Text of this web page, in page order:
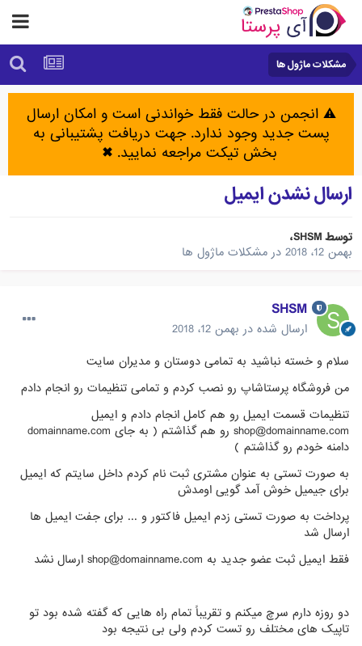
مشکلات ماژول ها
⚠️ انجمن در حالت فقط خواندنی است و امکان ارسال
پست جدید وجود ندارد. جهت دریافت پشتیبانی به
بخش تیکت مراجعه نمایید. ✖
ارسال نشدن ایمیل
توسطSHSM،
بهمن 12، 2018
در مشکلات ماژول ها
SHSM
ارسال شده در بهمن 12، 2018
سلام و خسته نباشید به تمامی دوستان و مدیران سایت
من فروشگاه پرستاشاپ رو نصب کردم و تمامی تنظیمات رو انجام دادم
تنظیمات قسمت ایمیل رو هم کامل انجام دادم و ایمیل
shop@domainname.com رو هم گذاشتم ( به جای domainname.com
دامنه خودم رو گذاشتم )
به صورت تستی به عنوان مشتری ثبت نام کردم داخل سایتم که ایمیل
برای جیمیل خوش آمد گویی اومدش
پرداخت به صورت تستی زدم ایمیل فاکتور و ... برای جفت ایمیل ها
ارسال شد
فقط ایمیل ثبت عضو جدید به shop@domainname.com ارسال نشد
دو روزه دارم سرچ میکنم و تقریباً تمام راه هایی که گفته شده بود تو
تاپیک های مختلف رو تست کردم ولی بی نتیجه بود